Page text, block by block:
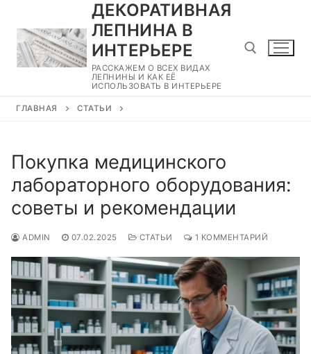
содержимому
ДЕКОРАТИВНАЯ
ЛЕПНИНА В
ИНТЕРЬЕРЕ
РАССКАЖЕМ О ВСЕХ ВИДАХ
ЛЕПНИНЫ И КАК ЕЁ
ИСПОЛЬЗОВАТЬ В ИНТЕРЬЕРЕ
ГЛАВНАЯ СТАТЬИ
Покупка медицинского
лабораторного оборудования:
советы и рекомендации
ADMIN 07.02.2025 СТАТЬИ 1 КОММЕНТАРИЙ